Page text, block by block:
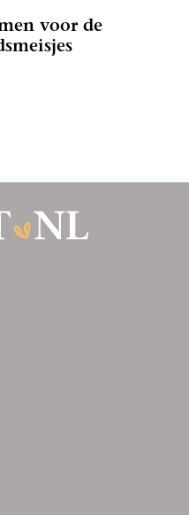
voor de